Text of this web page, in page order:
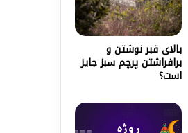
بالای قبر نوشتن و
برافراشتن پرچم سبز جایز
است؟